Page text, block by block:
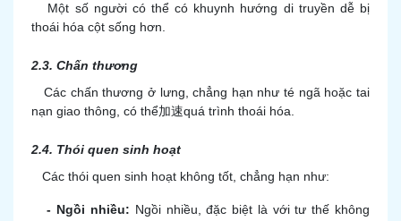
Một số người có thể có khuynh hướng di truyền dễ bị
thoái hóa cột sống hơn.
2.3. Chấn thương
Các chấn thương ở lưng, chẳng hạn như té ngã hoặc tai
nạn giao thông, có thể加速quá trình thoái hóa.
2.4. Thói quen sinh hoạt
Các thói quen sinh hoạt không tốt, chẳng hạn như:
- Ngồi nhiều: Ngồi nhiều, đặc biệt là với tư thế không